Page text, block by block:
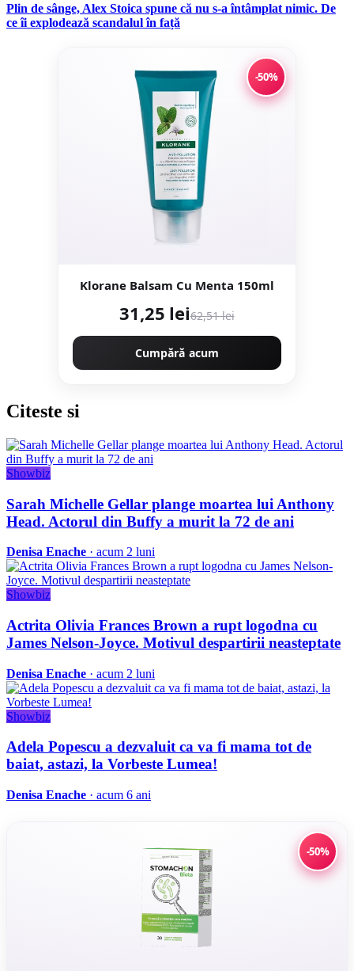
Plin de sânge, Alex Stoica spune că nu s-a întâmplat nimic. De
ce îi explodează scandalul în față
-50%
Klorane Balsam Cu Menta 150ml
31,25 lei62,51 lei
Cumpără acum
Citeste si
Showbiz
Sarah Michelle Gellar plange moartea lui Anthony
Head. Actorul din Buffy a murit la 72 de ani
Denisa Enache · acum 2 luni
Showbiz
Actrita Olivia Frances Brown a rupt logodna cu
James Nelson-Joyce. Motivul despartirii neasteptate
Denisa Enache · acum 2 luni
Showbiz
Adela Popescu a dezvaluit ca va fi mama tot de
baiat, astazi, la Vorbeste Lumea!
Denisa Enache · acum 6 ani
-50%